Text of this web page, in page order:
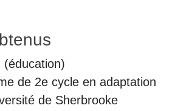
(éducation)
de 2e cycle en adaptation
de Sherbrooke